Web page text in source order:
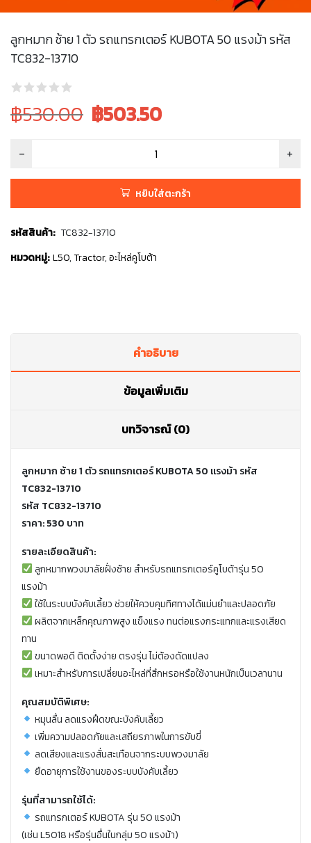
ลูกหมาก ซ้าย 1 ตัว รถแทรกเตอร์ KUBOTA 50 แรงม้า รหัส
TC832-13710
Original
price
was:
฿530.00 Current
฿503.50
หยิบใส่ตะกร้า
รหัสสินค้า: TC832-13710
หมวดหมู่: L50,Tractor,อะไหล่คูโบต้า
คำอธิบาย
ข้อมูลเพิ่มเติม
บทวิจารณ์ (0)
ลูกหมาก ซ้าย 1 ตัว รถแทรกเตอร์ KUBOTA 50 แรงม้า รหัส
TC832-13710
รหัส TC832-13710
ราคา: 530 บาท
รายละเอียดสินค้า:
ลูกหมากพวงมาลัยฝั่งซ้าย สำหรับรถแทรกเตอร์คูโบต้ารุ่น 50
แรงม้า
ใช้ในระบบบังคับเลี้ยว ช่วยให้ควบคุมทิศทางได้แม่นยำและปลอดภัย
ผลิตจากเหล็กคุณภาพสูง แข็งแรง ทนต่อแรงกระแทกและแรงเสียด
ทาน
ขนาดพอดี ติดตั้งง่าย ตรงรุ่น ไม่ต้องดัดแปลง
เหมาะสำหรับการเปลี่ยนอะไหล่ที่สึกหรอหรือใช้งานหนักเป็นเวลานาน
คุณสมบัติพิเศษ:
หมุนลื่น ลดแรงฝืดขณะบังคับเลี้ยว
เพิ่มความปลอดภัยและเสถียรภาพในการขับขี่
ลดเสียงและแรงสั่นสะเทือนจากระบบพวงมาลัย
ยืดอายุการใช้งานของระบบบังคับเลี้ยว
รุ่นที่สามารถใช้ได้:
รถแทรกเตอร์ KUBOTA รุ่น 50 แรงม้า
(เช่น L5018 หรือรุ่นอื่นในกลุ่ม 50 แรงม้า)